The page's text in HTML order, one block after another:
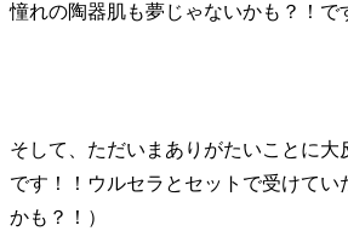
憧れの陶器肌も夢じゃないかも？！で
そして、ただいまありがたいことに
です！！ウルセラとセットで受けて
かも？！）